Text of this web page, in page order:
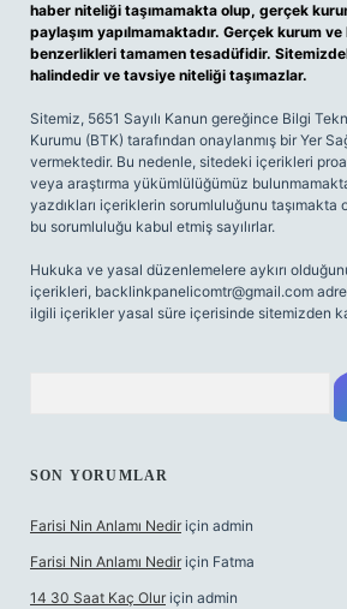
haber niteliği taşımamakta olup, gerçek
paylaşım yapılmamaktadır. Gerçek kurum
benzerlikleri tamamen tesadüfidir.
halindedir ve tavsiye niteliği taşımazlar.
Sitemiz, 5651 Sayılı Kanun gereğince Bilgi
Kurumu (BTK) tarafından onaylanmış bir Yer
vermektedir. Bu nedenle, sitedeki içerikleri
veya araştırma yükümlülüğümüz
yazdıkları içeriklerin sorumluluğunu taşımakta
bu sorumluluğu kabul etmiş sayılırlar.
Hukuka ve yasal düzenlemelere aykırı
içerikleri, backlinkpanelicomtr@gmail.com
ilgili içerikler yasal süre içerisinde sitemizden
SON YORUMLAR
Farisi Nin Anlamı Nedir için admin
Farisi Nin Anlamı Nedir için Fatma
14 30 Saat Kaç Olur için admin